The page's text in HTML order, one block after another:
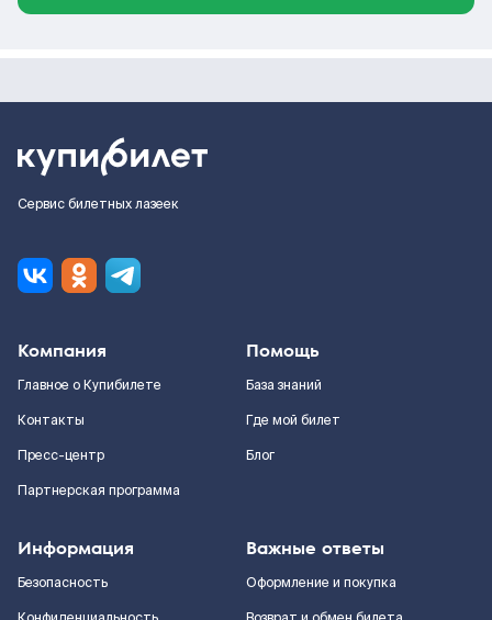
Сервис билетных лазеек
Компания
Главное о Купибилете
Контакты
Пресс-центр
Партнерская программа
Помощь
База знаний
Где мой билет
Блог
Информация
Безопасность
Важные ответы
Оформление и покупка